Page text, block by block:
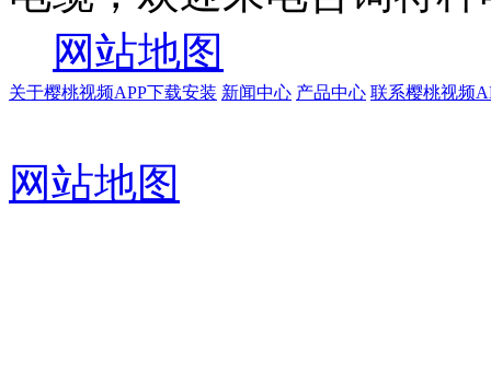
网站地图
关于樱桃视频APP下载安装 新闻中心 产品中心 联系樱桃视频
网站地图